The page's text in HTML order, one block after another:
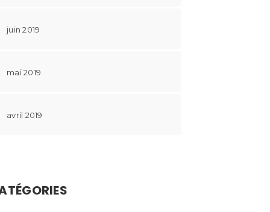
juin 2019
mai 2019
avril 2019